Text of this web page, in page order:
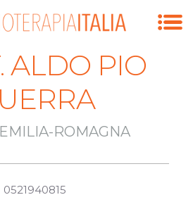
ALDO PIO
ROMAGNA
0521940815